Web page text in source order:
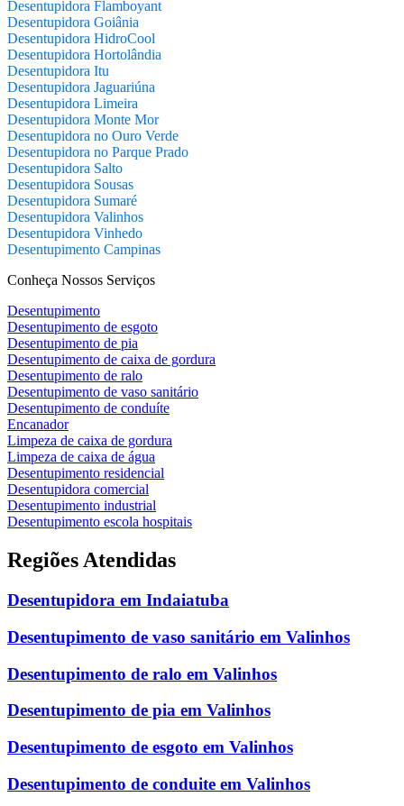
Desentupidora Flamboyant
Desentupidora Goiânia
Desentupidora HidroCool
Desentupidora Hortolândia
Desentupidora Itu
Desentupidora Jaguariúna
Desentupidora Limeira
Desentupidora Monte Mor
Desentupidora no Ouro Verde
Desentupidora no Parque Prado
Desentupidora Salto
Desentupidora Sousas
Desentupidora Sumaré
Desentupidora Valinhos
Desentupidora Vinhedo
Desentupimento Campinas
Conheça Nossos Serviços
Desentupimento
Desentupimento de esgoto
Desentupimento de pia
Desentupimento de caixa de gordura
Desentupimento de ralo
Desentupimento de vaso sanitário
Desentupimento de conduíte
Encanador
Limpeza de caixa de gordura
Limpeza de caixa de água
Desentupimento residencial
Desentupidora comercial
Desentupimento industrial
Desentupimento escola hospitais
Regiões Atendidas
Desentupidora em Indaiatuba
Desentupimento de vaso sanitário em Valinhos
Desentupimento de ralo em Valinhos
Desentupimento de pia em Valinhos
Desentupimento de esgoto em Valinhos
Desentupimento de conduite em Valinhos